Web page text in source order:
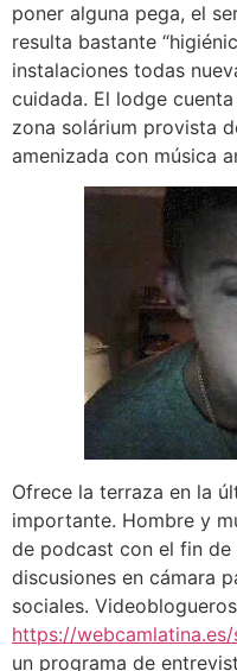
poner alguna pega, el
resulta bastante
instalaciones todas
cuidada. El lodge
zona solárium provista
amenizada con música
Ofrece la terraza en la
importante. Hombre y
de podcast con el fin
discusiones en cámara
sociales.
https://
un programa de